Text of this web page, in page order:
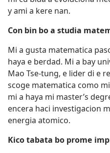
y ami a kere nan.
Con bin bo a studia
Mi a gusta matematica
haya e berdad. Mi a bay
Mao Tse-tung, e lider di e
scoge matematica como
mi a haya mi master’s
encera haci investigacion
energia atomico.
Kico tabata bo prome